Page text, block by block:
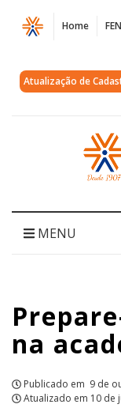
Página
Prepare-
se
academia
|
APCEF/
Home
Atualização de
Acessar
página
inicial
MENU
na
Publicado em 9 de
Atualizado em 10 de